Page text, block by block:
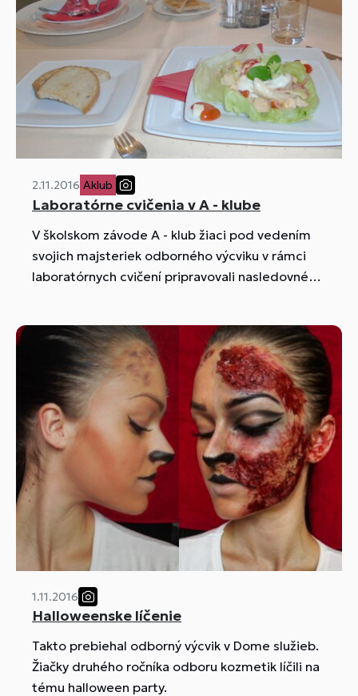
2.11.2016 Aklub
Laboratórne cvičenia v A - klube
V školskom závode A - klub žiaci pod vedením
svojich majsteriek odborného výcviku v rámci
laboratórnych cvičení pripravovali nasledovné
1.11.2016
Halloweenske líčenie
Takto prebiehal odborný výcvik v Dome služieb.
Žiačky druhého ročníka odboru kozmetik líčili na
tému halloween party.